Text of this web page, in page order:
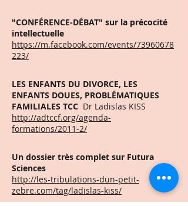
LES ENFANTS DU DIVORCE, LES
ENFANTS DOUES, PROBLÉMATIQUES
FAMILIALES TCC Dr Ladislas KISS
http://adtccf.org/agenda-
formations/2011-2/
"CONFÉRENCE-DÉBAT" sur la précocité
intellectuelle
https://m.facebook.com/events/73960678
223/
Un dossier très complet sur Futura
Sciences
http://les-tribulations-dun-petit-
zebre.com/tag/ladislas-kiss/